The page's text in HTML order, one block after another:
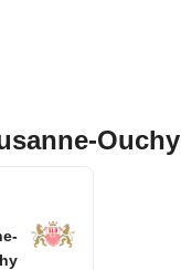
Ouchy